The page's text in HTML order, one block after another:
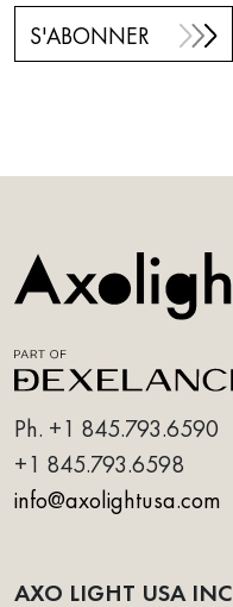
S'ABONNER
Ph. +1 845.793.6590
+1 845.793.6598
info@axolightusa.com
AXO LIGHT USA INC